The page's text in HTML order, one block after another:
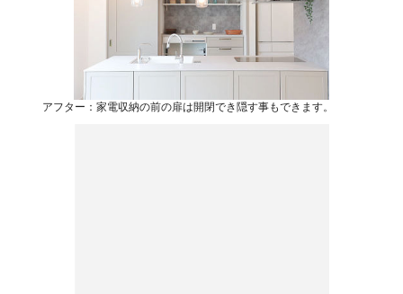
アフター：家電収納の前の扉は開閉でき隠す事もできます。